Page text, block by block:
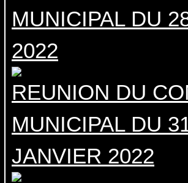
MUNICIPAL DU
2022
REUNION DU
MUNICIPAL DU
JANVIER 2022